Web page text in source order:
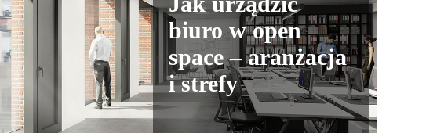
biuro w open
space – aranżacja
i strefy